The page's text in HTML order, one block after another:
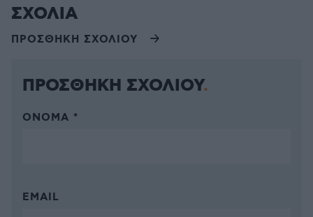
ΣΧΟΛΙΑ
ΠΡΟΣΘΗΚΗ ΣΧΟΛΙΟΥ
ΠΡΟΣΘΗΚΗ ΣΧΟΛΙΟΥ
ΌΝΟΜΑ *
EMAIL